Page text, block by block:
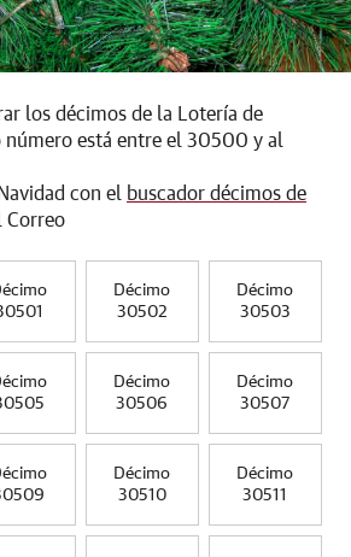
los décimos de la Lotería de
número está entre el 30500 y al
con el buscador décimos de
Correo
Décimo
30502
Décimo
30503
Décimo
30506
Décimo
30507
Décimo
30510
Décimo
30511